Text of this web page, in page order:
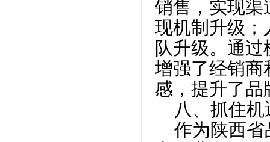
销售，实现渠
现机制升级；
队升级。通
增强了经销商
感，提升了品
八、抓住机
作为陕西省